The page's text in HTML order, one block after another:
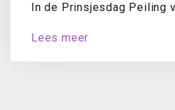
In de Prinsjesdag Peiling
Lees meer